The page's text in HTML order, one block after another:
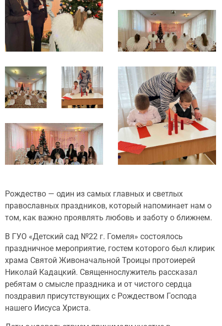
Рождество — один из самых главных и светлых
православных праздников, который напоминает нам о
том, как важно проявлять любовь и заботу о ближнем.
В ГУО «Детский сад №22 г. Гомеля» состоялось
праздничное мероприятие, гостем которого был клирик
храма Святой Живоначальной Троицы протоиерей
Николай Кадацкий. Священнослужитель рассказал
ребятам о смысле праздника и от чистого сердца
поздравил присутствующих с Рождеством Господа
нашего Иисуса Христа.